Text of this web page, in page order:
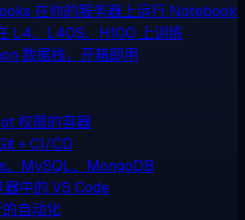
在你的服务器上运行 Notebook
L4、L40S、H100 上训练
数据栈，开箱即用
权限的容器
+ CI/CD
、MySQL、MongoDB
器中的 VS Code
自动化